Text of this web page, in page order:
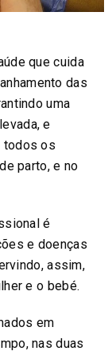
que cuida
das
uma
e
todos os
parto, e no
é
e doenças
assim,
e o bebé.
em
nas duas